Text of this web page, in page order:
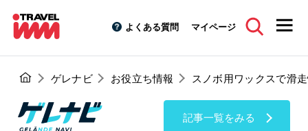
よくある質問 マイページ
ゲレナビ お役立ち情報 スノボ用ワックスで滑
記事一覧をみる